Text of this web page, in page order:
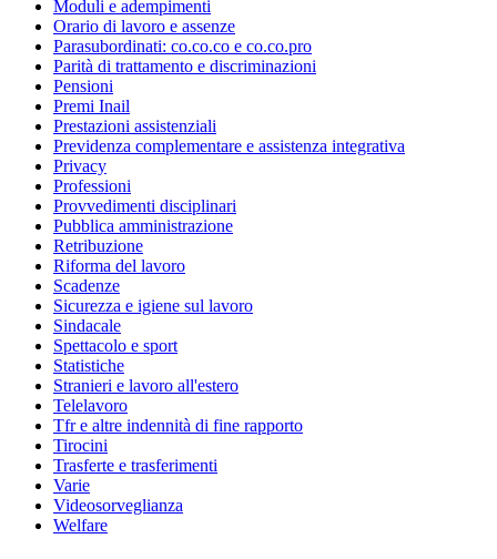
Moduli e adempimenti
Orario di lavoro e assenze
Parasubordinati: co.co.co e co.co.pro
Parità di trattamento e discriminazioni
Pensioni
Premi Inail
Prestazioni assistenziali
Previdenza complementare e assistenza integrativa
Privacy
Professioni
Provvedimenti disciplinari
Pubblica amministrazione
Retribuzione
Riforma del lavoro
Scadenze
Sicurezza e igiene sul lavoro
Sindacale
Spettacolo e sport
Statistiche
Stranieri e lavoro all'estero
Telelavoro
Tfr e altre indennità di fine rapporto
Tirocini
Trasferte e trasferimenti
Varie
Videosorveglianza
Welfare